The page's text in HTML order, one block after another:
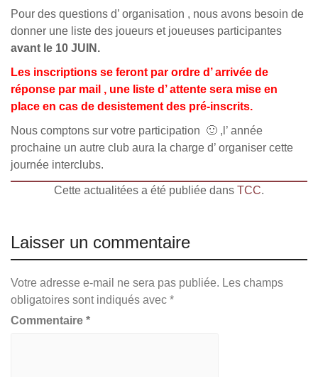
Pour des questions d’ organisation , nous avons besoin de
donner une liste des joueurs et joueuses participantes
avant le 10 JUIN.
Les inscriptions se feront par ordre d’ arrivée de
réponse par mail , une liste d’ attente sera mise en
place en cas de desistement des pré-inscrits.
Nous comptons sur votre participation 🙂 ,l’ année
prochaine un autre club aura la charge d’ organiser cette
journée interclubs.
Cette actualitées a été publiée dans TCC.
Laisser un commentaire
Votre adresse e-mail ne sera pas publiée. Les champs
obligatoires sont indiqués avec *
Commentaire *